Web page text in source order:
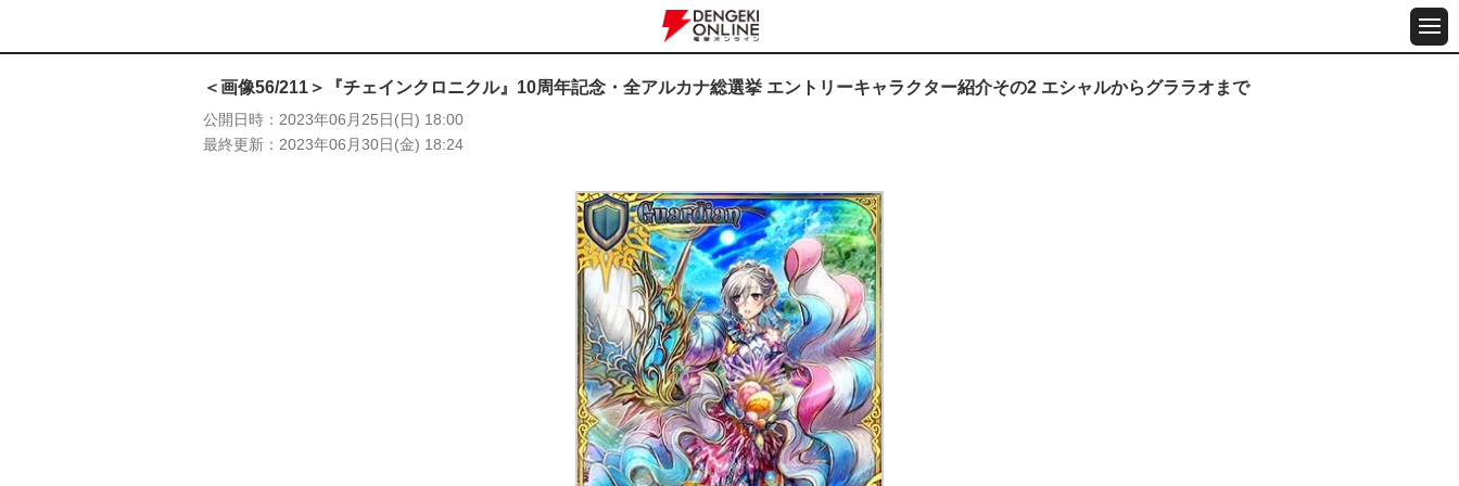
＜画像56/211＞『チェインクロニクル』10周年記念・全アルカナ総選挙 エントリーキャラクター紹介その2 エシャルからグララオまで
公開日時
2023年06月25日(日) 18:00
最終更新
2023年06月30日(金) 18:24